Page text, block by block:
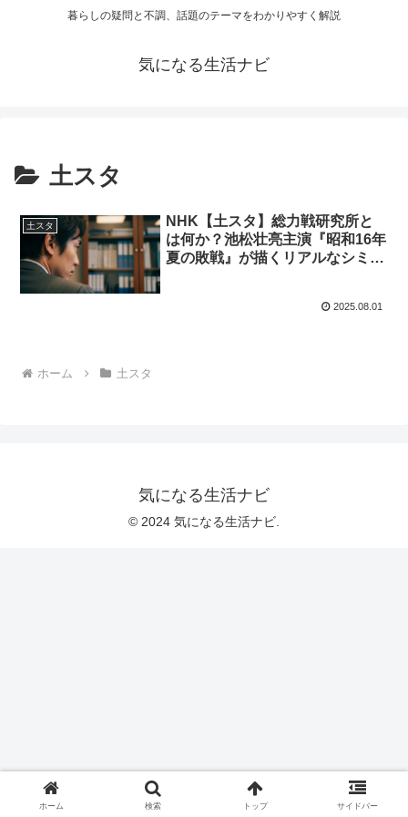
暮らしの疑問と不調、話題のテーマをわかりやすく解説
気になる生活ナビ
土スタ
土スタ
NHK【土スタ】総力戦研究所と
は何か？池松壮亮主演『昭和16年
夏の敗戦』が描くリアルなシミュ
2025.08.01
ホーム 土スタ
気になる生活ナビ
© 2024 気になる生活ナビ.
ホーム 検索 トップ サイドバー